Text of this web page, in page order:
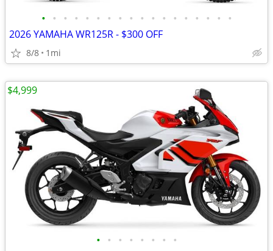
• • • • • • • • • • • • • • • • • •
2026 YAMAHA WR125R - $300 OFF
8/8 1mi
• • • • • • • •
$4,999